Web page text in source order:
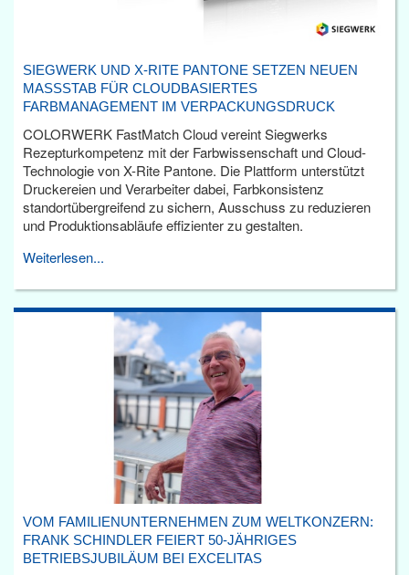
SIEGWERK UND X-RITE PANTONE SETZEN NEUEN
MASSSTAB FÜR CLOUDBASIERTES F
ARBMANAGEMENT IM VERPACKUNGSDRUCK
COLORWERK FastMatch Cloud vereint Siegwerks
Rezepturkompetenz mit der Farbwissenschaft und Cloud-
Technologie von X-Rite Pantone. Die Plattform unterstützt
Druckereien und Verarbeiter dabei, Farbkonsistenz
standortübergreifend zu sichern, Ausschuss zu reduzieren
und Produktionsabläufe effizienter zu gestalten.
Weiterlesen...
VOM FAMILIENUNTERNEHMEN ZUM WELTKONZERN:
FRANK SCHINDLER FEIERT 50-JÄHRIGES
BETRIEBSJUBILÄUM BEI EXCELITAS